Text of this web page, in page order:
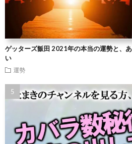
ゲッターズ飯田 2021年の本当の運勢と、
い
運勢